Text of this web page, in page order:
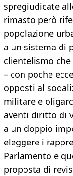
spregiudicate
rimasto però
popolazione
a un sistema di
clientelismo che
– con poche
opposti al
militare e
aventi diritto di
a un doppio
eleggere i
Parlamento e
proposta di